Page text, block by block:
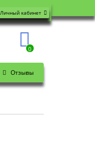
Личный кабинет
0
Отзывы